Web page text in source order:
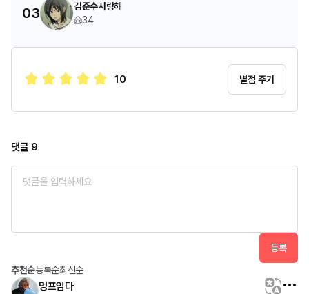
03
김준수사랑해
34
10 별점 주기
댓글 9
등록
추천순등록순최신순
멍프임다